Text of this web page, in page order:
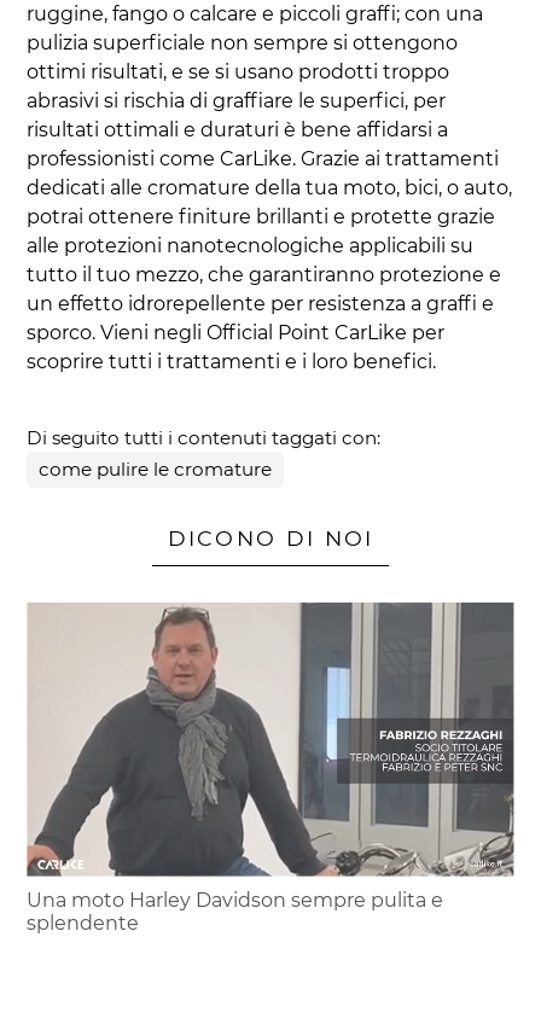
ruggine, fango o calcare e piccoli graffi; con una
pulizia superficiale non sempre si ottengono
ottimi risultati, e se si usano prodotti troppo
abrasivi si rischia di graffiare le superfici, per
risultati ottimali e duraturi è bene affidarsi a
professionisti come CarLike. Grazie ai trattamenti
dedicati alle cromature della tua moto, bici, o auto,
potrai ottenere finiture brillanti e protette grazie
alle protezioni nanotecnologiche applicabili su
tutto il tuo mezzo, che garantiranno protezione e
un effetto idrorepellente per resistenza a graffi e
sporco. Vieni negli Official Point CarLike per
scoprire tutti i trattamenti e i loro benefici.
Di seguito tutti i contenuti taggati con:
come pulire le cromature
DICONO DI NOI
Una moto Harley Davidson sempre pulita e
splendente